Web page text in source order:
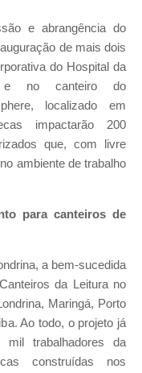
e abrangência do
de mais dois
do Hospital da
e no canteiro do
localizado em
impactarão 200
que, com livre
ambiente de trabalho
para canteiros de
a bem-sucedida
da Leitura no
Maringá, Porto
Ao todo, o projeto já
mil trabalhadores da
construídas nos